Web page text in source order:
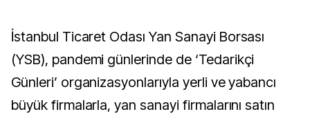
İstanbul Ticaret Odası Yan Sanayi Borsası
(YSB), pandemi günlerinde de ‘Tedarikçi
Günleri’ organizasyonlarıyla yerli ve yabancı
büyük firmalarla, yan sanayi firmalarını satın